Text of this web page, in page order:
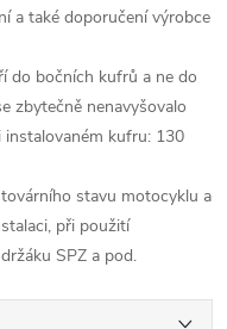
a také doporučení výrobce
do bočních kufrů a ne do
zbytečně nenavyšovalo
kufru: 130
stavu motocyklu a
při použití
SPZ a pod.